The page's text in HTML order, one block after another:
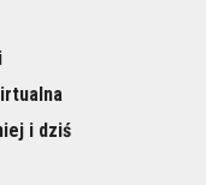
i dziś